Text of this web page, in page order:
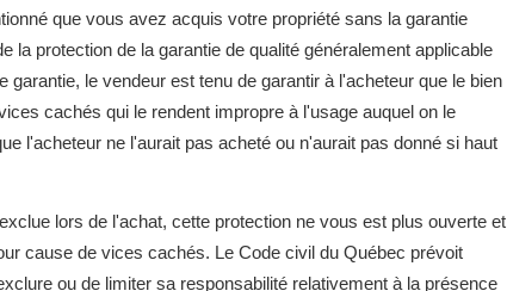
que vous avez acquis votre propriété sans la garantie
la protection de la garantie de qualité généralement applicable
le vendeur est tenu de garantir à l'acheteur que le bien
cachés qui le rendent impropre à l'usage auquel on le
l'acheteur ne l'aurait pas acheté ou n'aurait pas donné si haut
lors de l'achat, cette protection ne vous est plus ouverte et
cause de vices cachés. Le Code civil du Québec prévoit
ou de limiter sa responsabilité relativement à la présence